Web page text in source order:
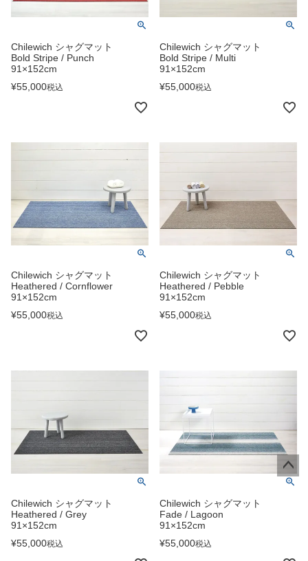
Chilewich シャグマット
Bold Stripe / Punch
91×152cm
¥55,000税込
Chilewich シャグマット
Bold Stripe / Multi
91×152cm
¥55,000税込
Chilewich シャグマット
Heathered / Cornflower
91×152cm
¥55,000税込
Chilewich シャグマット
Heathered / Pebble
91×152cm
¥55,000税込
Chilewich シャグマット
Heathered / Grey
91×152cm
¥55,000税込
Chilewich シャグマット
Fade / Lagoon
91×152cm
¥55,000税込
ペー